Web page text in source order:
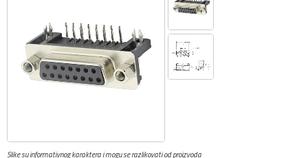
Slike su informativnog karaktera i mogu se razlikovati od proizvoda